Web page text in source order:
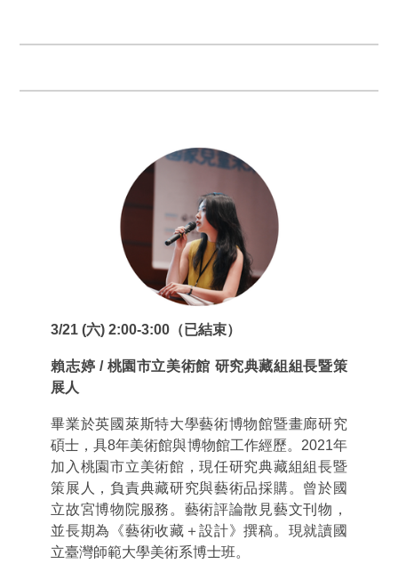
3/21 (六) 2:00-3:00（已結束）
賴志婷 / 桃園市立美術館 研究典藏組組長暨策
展人
畢業於英國萊斯特大學藝術博物館暨畫廊研究
碩士，具8年美術館與博物館工作經歷。2021年
加入桃園市立美術館，現任研究典藏組組長暨
策展人，負責典藏研究與藝術品採購。曾於國
立故宮博物院服務。藝術評論散見藝文刊物，
並長期為《藝術收藏＋設計》撰稿。現就讀國
立臺灣師範大學美術系博士班。